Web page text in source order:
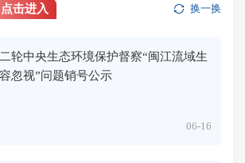
点击进入 换一换
轮中央生态环境保护督察“闽江流域生
忽视”问题销号公示
06-16